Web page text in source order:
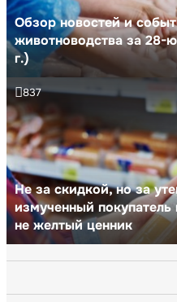
Обзор новостей и
животноводства за 28-
г.)
Не за скидкой, но за
измученный
не желтый ценник
837